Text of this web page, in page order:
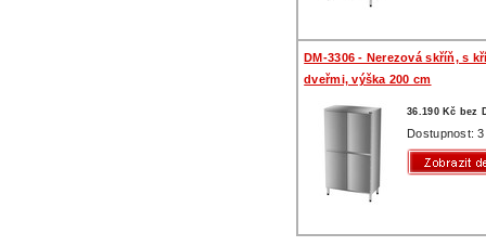
DM-3306 - Nerezová skříň, s
dveřmi, výška 200 cm
36.190 Kč bez
Dostupnost: